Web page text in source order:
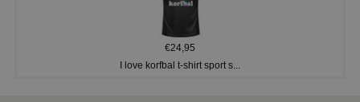
€24,95
I love korfbal t-shirt sport s...